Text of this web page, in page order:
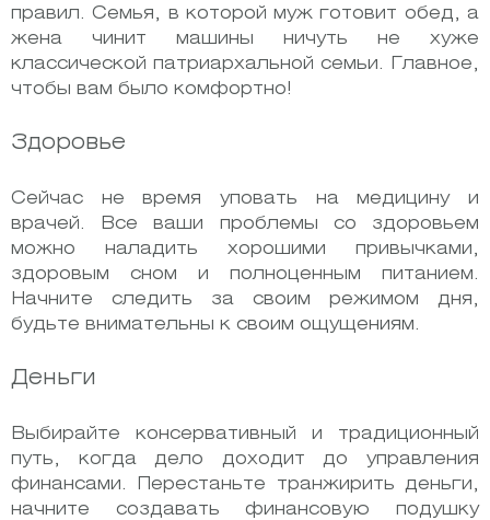
правил. Семья, в которой муж готовит обед, а
жена чинит машины ничуть не хуже
классической патриархальной семьи. Главное,
чтобы вам было комфортно!
Здоровье
Сейчас не время уповать на медицину и
врачей. Все ваши проблемы со здоровьем
можно наладить хорошими привычками,
здоровым сном и полноценным питанием.
Начните следить за своим режимом дня,
будьте внимательны к своим ощущениям.
Деньги
Выбирайте консервативный и традиционный
путь, когда дело доходит до управления
финансами. Перестаньте транжирить деньги,
начните создавать финансовую подушку